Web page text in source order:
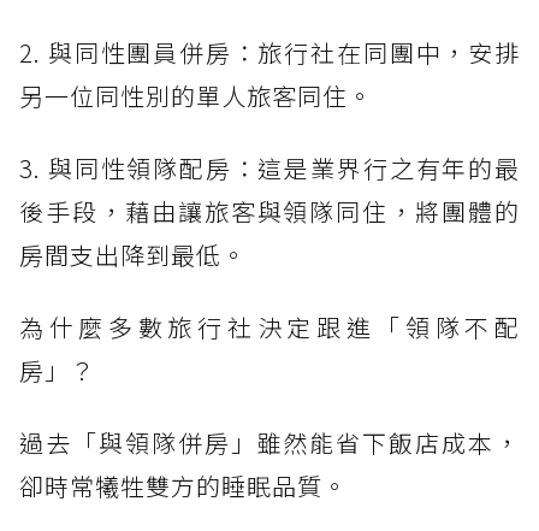
2. 與同性團員併房：旅行社在同團中，安排
另一位同性別的單人旅客同住。
3. 與同性領隊配房：這是業界行之有年的最
後手段，藉由讓旅客與領隊同住，將團體的
房間支出降到最低。
為什麼多數旅行社決定跟進「領隊不配
房」？
過去「與領隊併房」雖然能省下飯店成本，
卻時常犧牲雙方的睡眠品質。